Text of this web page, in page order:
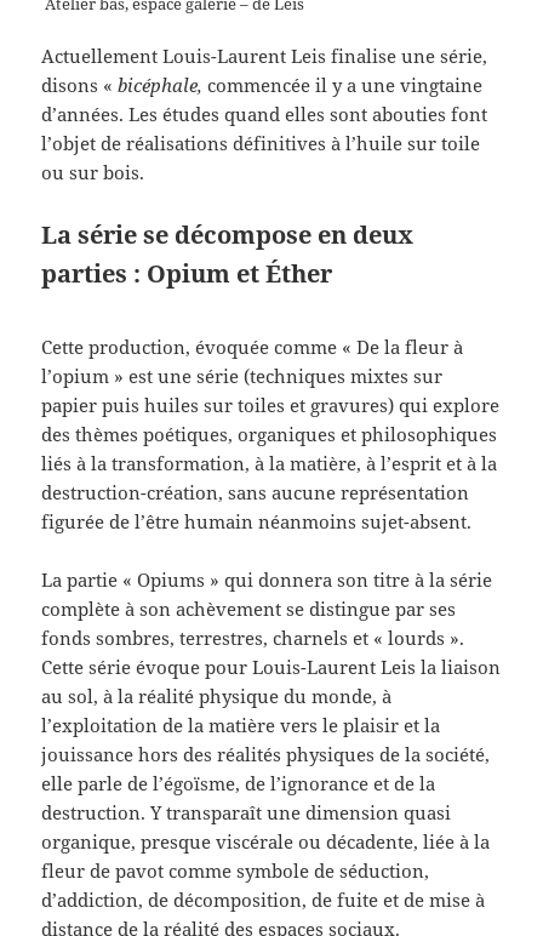
Actuellement Louis-Laurent Leis finalise une série,
disons «bicéphale, commencée il y a une vingtaine
d’années. Les études quand elles sont abouties font
l’objet de réalisations définitives à l’huile sur toile
ou sur bois.
La série se décompose en deux
parties : Opium et Éther
Cette production, évoquée comme « De la fleur à
l’opium » est une série (techniques mixtes sur
papier puis huiles sur toiles et gravures) qui explore
des thèmes poétiques, organiques et philosophiques
liés à la transformation, à la matière, à l’esprit et à la
destruction-création, sans aucune représentation
figurée de l’être humain néanmoins sujet-absent.
La partie « Opiums » qui donnera son titre à la série
complète à son achèvement se distingue par ses
fonds sombres, terrestres, charnels et « lourds ».
Cette série évoque pour Louis-Laurent Leis la liaison
au sol, à la réalité physique du monde, à
l’exploitation de la matière vers le plaisir et la
jouissance hors des réalités physiques de la société,
elle parle de l’égoïsme, de l’ignorance et de la
destruction. Y transparaît une dimension quasi
organique, presque viscérale ou décadente, liée à la
fleur de pavot comme symbole de séduction,
d’addiction, de décomposition, de fuite et de mise à
distance de la réalité des espaces sociaux.